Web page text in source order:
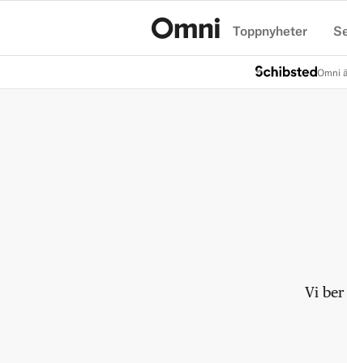
Toppnyheter
Omni
Vi